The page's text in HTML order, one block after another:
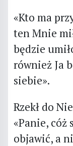
«Kto ma
ten Mnie
będzie
również Ja
siebie».
Rzekł do
«Panie, cóż
objawić, a